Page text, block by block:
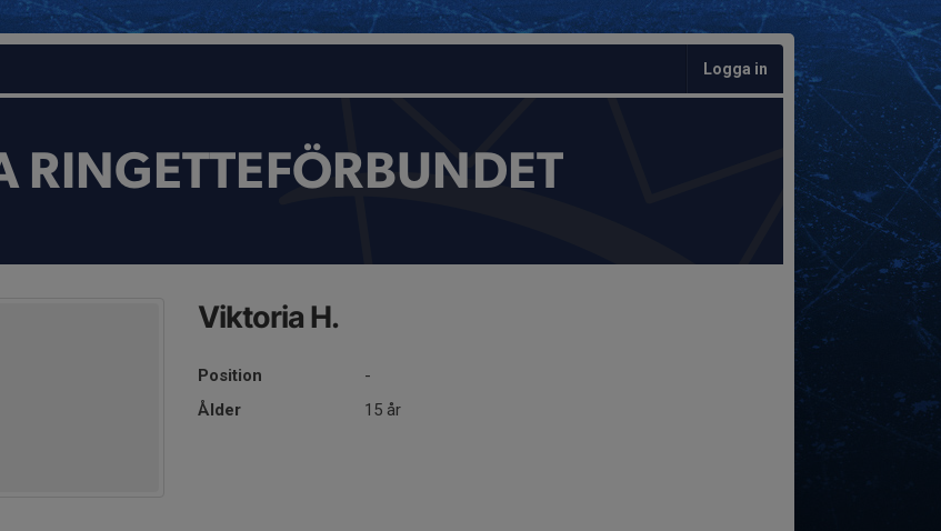
Logga in
RINGETTEFÖRBUNDET
Viktoria H.
Position
-
Ålder
15 år